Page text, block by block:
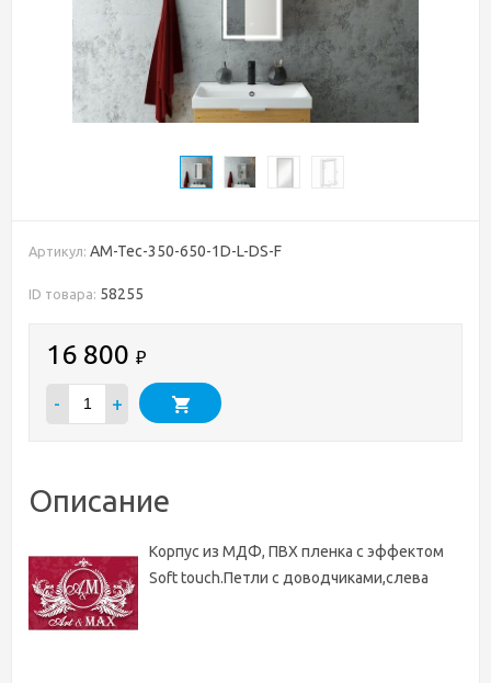
Артикул: AM-Tec-350-650-1D-L-DS-F
ID товара: 58255
16 800 ₽
- +
Описание
Корпус из МДФ, ПВХ пленка с эффектом
Soft touch.Петли с доводчиками,слева